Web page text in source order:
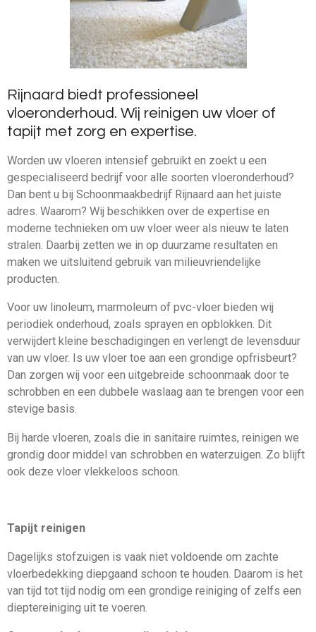
Rijnaard biedt professioneel
vloeronderhoud. Wij reinigen uw vloer of
tapijt met zorg en expertise.
Worden uw vloeren intensief gebruikt en zoekt u een
gespecialiseerd bedrijf voor alle soorten vloeronderhoud?
Dan bent u bij Schoonmaakbedrijf Rijnaard aan het juiste
adres. Waarom? Wij beschikken over de expertise en
moderne technieken om uw vloer weer als nieuw te laten
stralen. Daarbij zetten we in op duurzame resultaten en
maken we uitsluitend gebruik van milieuvriendelijke
producten.
Voor uw linoleum, marmoleum of pvc-vloer bieden wij
periodiek onderhoud, zoals sprayen en opblokken. Dit
verwijdert kleine beschadigingen en verlengt de levensduur
van uw vloer. Is uw vloer toe aan een grondige opfrisbeurt?
Dan zorgen wij voor een uitgebreide schoonmaak door te
schrobben en een dubbele waslaag aan te brengen voor een
stevige basis.
Bij harde vloeren, zoals die in sanitaire ruimtes, reinigen we
grondig door middel van schrobben en waterzuigen. Zo blijft
ook deze vloer vlekkeloos schoon.
Tapijt reinigen
Dagelijks stofzuigen is vaak niet voldoende om zachte
vloerbedekking diepgaand schoon te houden. Daarom is het
van tijd tot tijd nodig om een grondige reiniging of zelfs een
dieptereiniging uit te voeren.